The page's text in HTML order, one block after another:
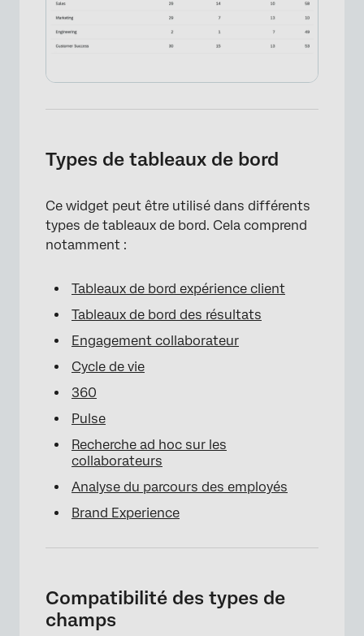
Types de tableaux de bord
Ce widget peut être utilisé dans différents
types de tableaux de bord. Cela comprend
notamment :
Tableaux de bord expérience client
Tableaux de bord des résultats
Engagement collaborateur
Cycle de vie
360
Pulse
Recherche ad hoc sur les
collaborateurs
Analyse du parcours des employés
Brand Experience
Compatibilité des types de
champs